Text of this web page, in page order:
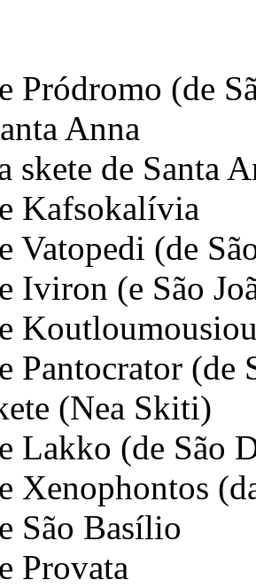
Pródromo (de
Anna
skete de Santa
Kafsokalívia
Vatopedi (de
Iviron (e São
Pantocrator (de
(Nea Skiti)
Lakko (de São
Xenophontos
São Basílio
Provata